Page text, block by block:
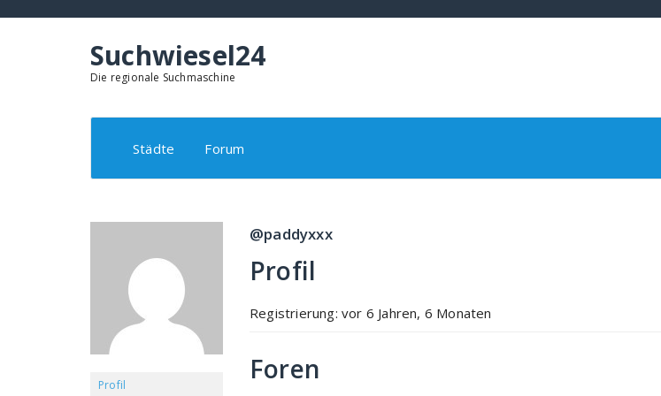
Suchwiesel24
Die regionale Suchmaschine
Städte Forum
Profil
@paddyxxx
Profil
Registrierung: vor 6 Jahren, 6 Monaten
Foren